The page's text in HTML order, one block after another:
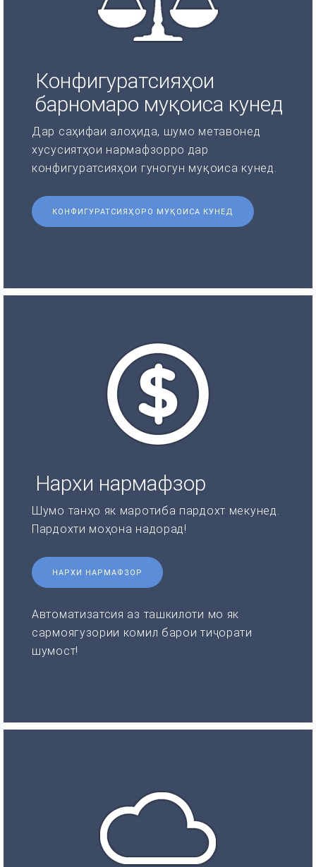
Конфигуратсияҳои
барномаро муқоиса кунед
Дар саҳифаи алоҳида, шумо метавонед
хусусиятҳои нармафзорро дар
конфигуратсияҳои гуногун муқоиса кунед.
КОНФИГУРАТСИЯҲОРО МУҚОИСА КУНЕД
Нархи нармафзор
Шумо танҳо як маротиба пардохт мекунед.
Пардохти моҳона надорад!
НАРХИ НАРМАФЗОР
Автоматизатсия аз ташкилоти мо як
сармоягузории комил барои тиҷорати
шумост!